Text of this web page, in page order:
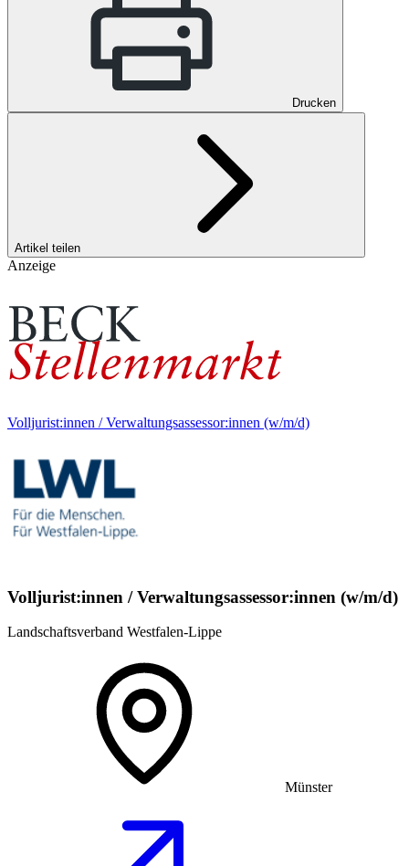
Drucken
Artikel teilen
Anzeige
Volljurist:innen / Verwaltungsassessor:innen (w/m/d)
Volljurist:innen / Verwaltungsassessor:innen (w/m/d)
Landschaftsverband Westfalen-Lippe
Münster